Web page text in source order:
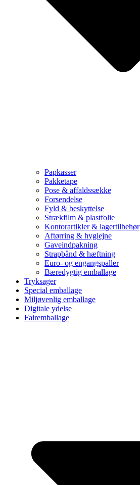
Papkasser
Pakketape
Pose & affaldssække
Forsendelse
Fyld & beskyttelse
Strækfilm & plastfolie
Kontorartikler & lagertilbehør
Aftørring & hygiejne
Gaveindpakning
Strapbånd & hæftning
Euro- og engangspaller
Bæredygtig emballage
Tryksager
Special emballage
Miljøvenlig emballage
Digitale ydelse
Fairemballage